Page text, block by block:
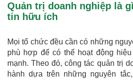
Quản trị doanh nghiệp là
tin hữu ích
Mọi tổ chức đều cần có những
phù hợp để có thể hoạt động
mạnh. Theo đó, công tác quản trị
hành dựa trên những nguyên